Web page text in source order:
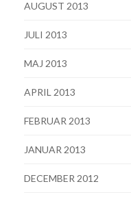
AUGUST 2013
JULI 2013
MAJ 2013
APRIL 2013
FEBRUAR 2013
JANUAR 2013
DECEMBER 2012